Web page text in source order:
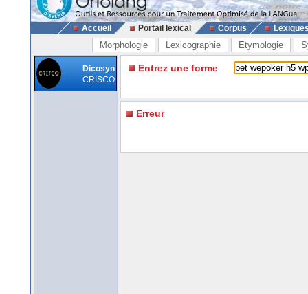
Accueil Portail lexical Corpus
Morphologie Lexicographie Etymologie
Dicosyn
CRISCO
Entrez une forme
Erreur